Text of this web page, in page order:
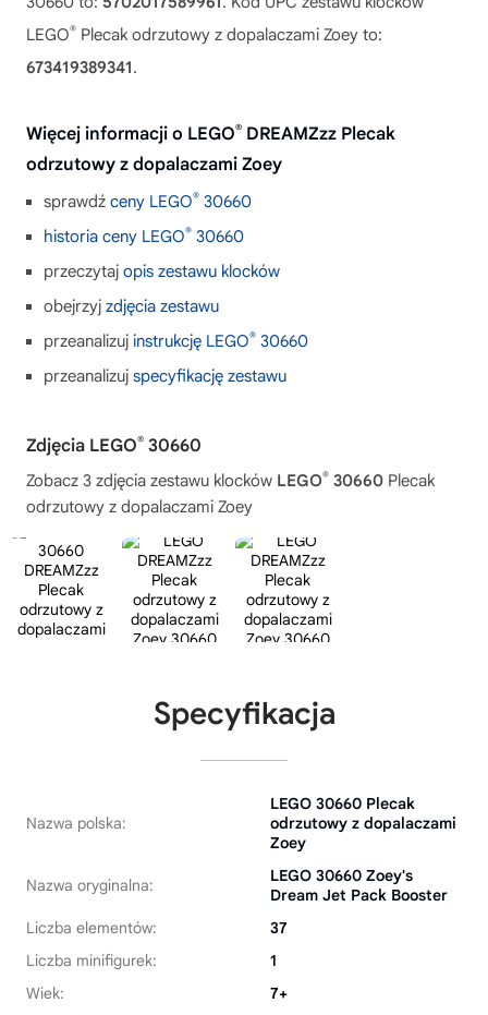
LEGO® Plecak odrzutowy z dopalaczami Zoey to:
673419389341.
Więcej informacji o LEGO® DREAMZzz Plecak
odrzutowy z dopalaczami Zoey
sprawdź ceny LEGO® 30660
historia ceny LEGO® 30660
przeczytaj opis zestawu klocków
obejrzyj zdjęcia zestawu
przeanalizuj instrukcję LEGO® 30660
przeanalizuj specyfikację zestawu
Zdjęcia LEGO® 30660
Zobacz 3 zdjęcia zestawu klocków LEGO® 30660 Plecak
odrzutowy z dopalaczami Zoey
Specyfikacja
Nazwa polska:
LEGO 30660 Plecak
odrzutowy z dopalaczami
Zoey
Nazwa oryginalna:
LEGO 30660 Zoey's
Dream Jet Pack Booster
Liczba elementów:
37
Liczba minifigurek:
1
Wiek:
7+